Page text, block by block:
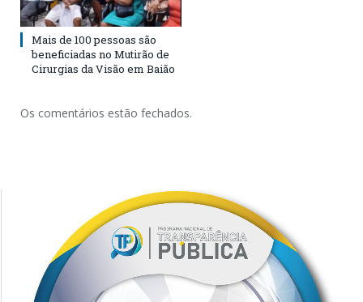
Mais de 100 pessoas são
beneficiadas no Mutirão de
Cirurgias da Visão em Baião
Os comentários estão fechados.